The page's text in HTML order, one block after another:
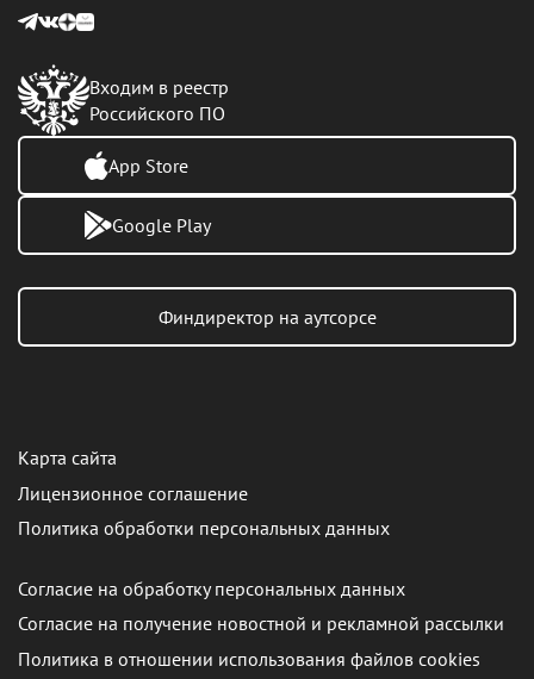
Входим в реестр
Российского ПО
App Store
Google Play
Финдиректор на аутсорсе
Карта сайта
Лицензионное соглашение
Политика обработки персональных данных
Согласие на обработку персональных данных
Согласие на получение новостной и рекламной рассылки
Политика в отношении использования файлов cookies